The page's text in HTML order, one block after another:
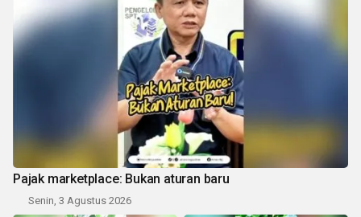
Pajak marketplace: Bukan aturan baru
Senin, 3 Agustus 2026